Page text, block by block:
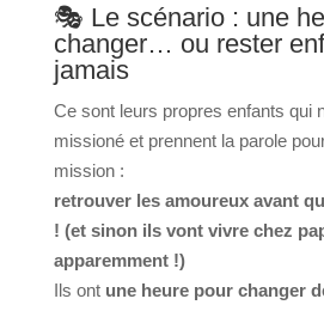
🎭 Le scénario : une
changer… ou rester
jamais
Ce sont leurs propres enfants qui
missioné et prennent la parole
mission :
retrouver les amoureux avant
! (et sinon ils vont vivre chez
apparemment !)
Ils ont une heure pour changer